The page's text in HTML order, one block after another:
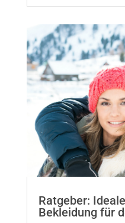
Ratgeber:
Bekleidung für